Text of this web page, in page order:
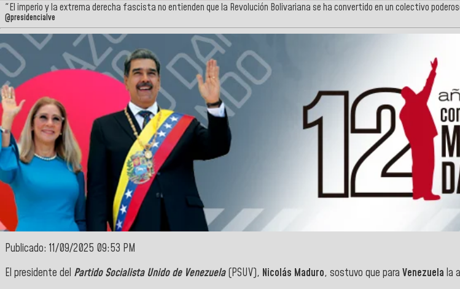
"El imperio y la extrema derecha fascista no entienden que la Revolución Bolivariana se ha convertido en un colectivo
@presidencialve
Publicado: 11/09/2025 09:53 PM
El presidente del Partido Socialista Unido de Venezuela(PSUV), Nicolás Maduro, sostuvo que para Venezuela la